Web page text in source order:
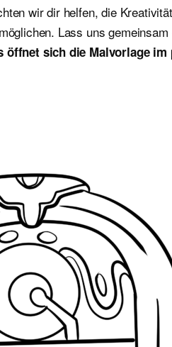
wir dir helfen, die
Lass uns
öffnet sich die Malvorlage im